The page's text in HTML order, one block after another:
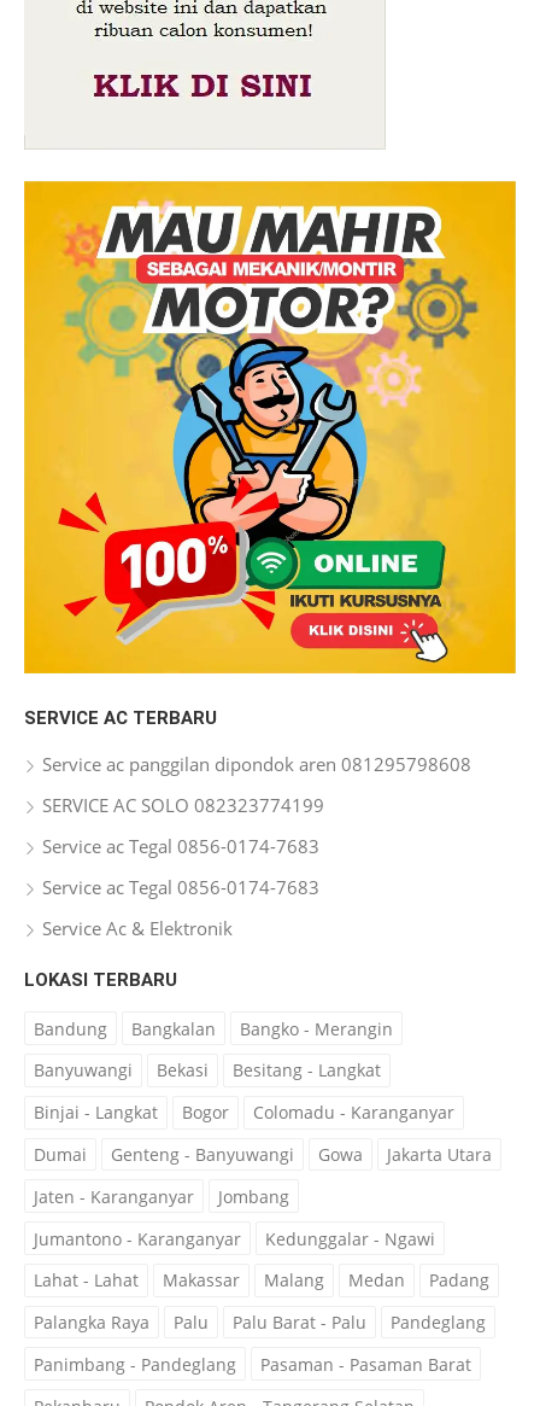
SERVICE AC TERBARU
Service ac panggilan dipondok aren 081295798608
SERVICE AC SOLO 082323774199
Service ac Tegal 0856-0174-7683
Service ac Tegal 0856-0174-7683
Service Ac & Elektronik
LOKASI TERBARU
Bandung Bangkalan
Bangko - Merangin
Banyuwangi
Bekasi
Besitang - Langkat
Binjai - Langkat
Bogor
Colomadu - Karanganyar
Dumai
Genteng - Banyuwangi Gowa
Jakarta Utara
Jaten - Karanganyar
Jombang
Jumantono - Karanganyar
Kedunggalar - Ngawi
Lahat - Lahat
Makassar Malang Medan
Padang
Palangka Raya
Palu Palu Barat - Palu
Pandeglang
Panimbang - Pandeglang
Pasaman - Pasaman Barat